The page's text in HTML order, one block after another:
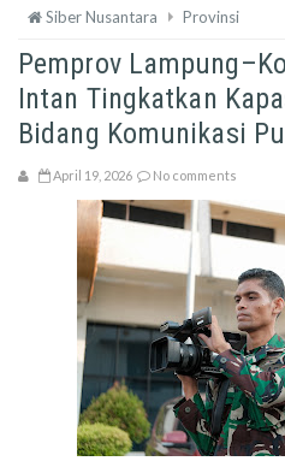
Siber Nusantara Provinsi
Pemprov
Intan Tingkatkan
Bidang Komunikasi
April 19, 2026 No comments